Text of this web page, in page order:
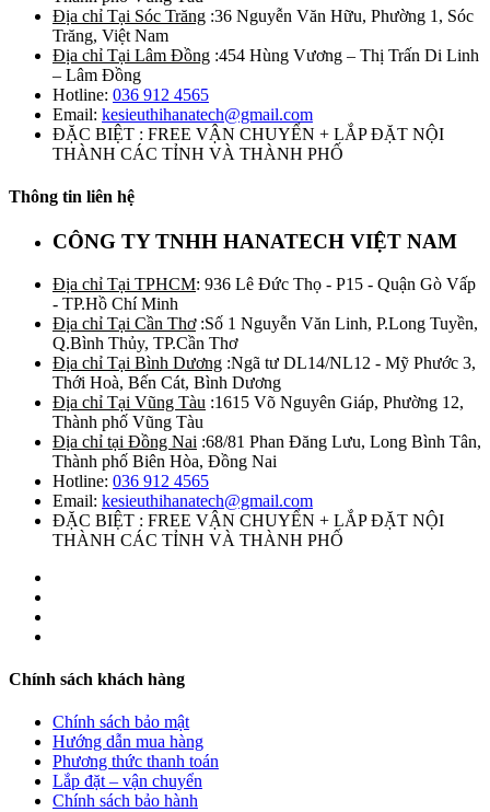
Địa chỉ Tại Sóc Trăng :36 Nguyễn Văn Hữu, Phường 1, Sóc
Trăng, Việt Nam
Địa chỉ Tại Lâm Đồng :454 Hùng Vương – Thị Trấn Di Linh
– Lâm Đồng
Hotline: 036 912 4565
Email: kesieuthihanatech@gmail.com
ĐẶC BIỆT : FREE VẬN CHUYỂN + LẮP ĐẶT NỘI
THÀNH CÁC TỈNH VÀ THÀNH PHỐ
Thông tin liên hệ
CÔNG TY TNHH HANATECH VIỆT NAM
Địa chỉ Tại TPHCM: 936 Lê Đức Thọ - P15 - Quận Gò Vấp
- TP.Hồ Chí Minh
Địa chỉ Tại Cần Thơ:Số 1 Nguyễn Văn Linh, P.Long Tuyền,
Q.Bình Thủy, TP.Cần Thơ
Địa chỉ Tại Bình Dương :Ngã tư DL14/NL12 - Mỹ Phước 3,
Thới Hoà, Bến Cát, Bình Dương
Địa chỉ Tại Vũng Tàu :1615 Võ Nguyên Giáp, Phường 12,
Thành phố Vũng Tàu
Địa chỉ tại Đồng Nai :68/81 Phan Đăng Lưu, Long Bình Tân,
Thành phố Biên Hòa, Đồng Nai
Hotline: 036 912 4565
Email: kesieuthihanatech@gmail.com
ĐẶC BIỆT : FREE VẬN CHUYỂN + LẮP ĐẶT NỘI
THÀNH CÁC TỈNH VÀ THÀNH PHỐ
Chính sách khách hàng
Chính sách bảo mật
Hướng dẫn mua hàng
Phương thức thanh toán
Lắp đặt – vận chuyển
Chính sách bảo hành